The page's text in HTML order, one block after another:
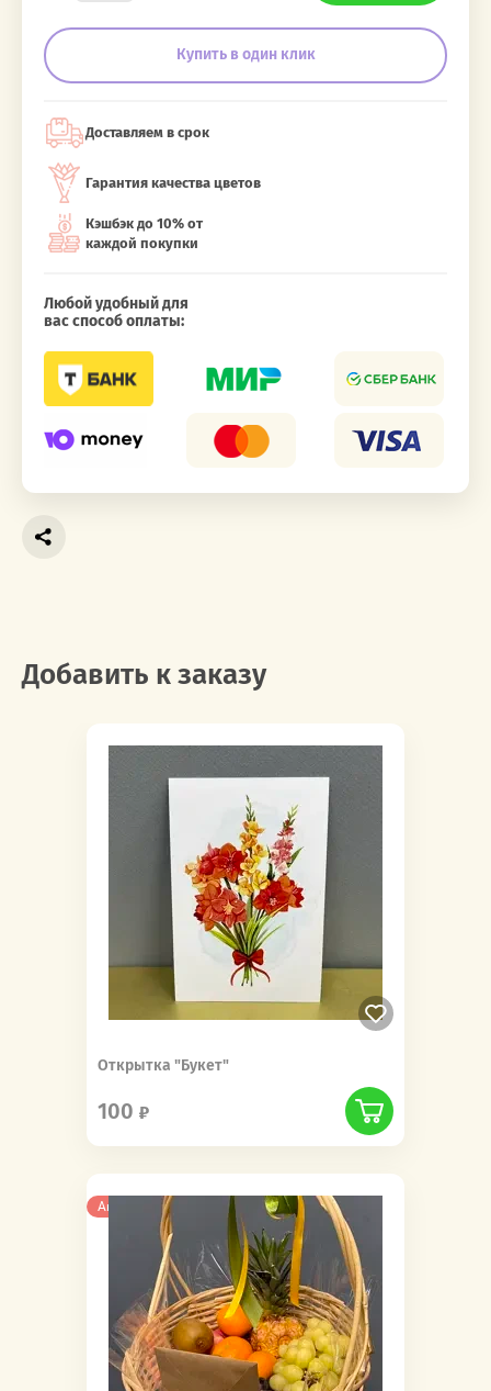
Купить в один клик
Доставляем в срок
Гарантия качества цветов
Кэшбэк до 10% от
каждой покупки
Любой удобный для
вас способ оплаты:
Добавить к заказу
Открытка "Букет"
100
Акция Бесплатная доставка